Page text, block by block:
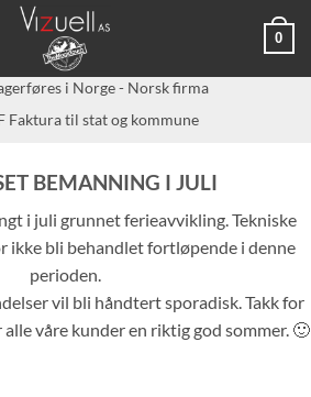
0
i Norge - Norsk firma
Faktura til stat og kommune
BEMANNING I JULI
i juli grunnet ferieavvikling. Tekniske
ikke bli behandlet fortløpende i denne
perioden.
vil bli håndtert sporadisk. Takk for
våre kunder en riktig god sommer. 🙂